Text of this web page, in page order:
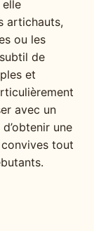
artichauts,
ou les
de
et
avec un
une
tout